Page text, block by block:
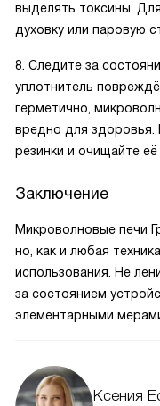
выделять токсины.
духовку или паровую
8. Следите за
уплотнитель
герметично,
вредно для здоровья.
резинки и очищайте
Заключение
Микроволновые печи
но, как и любая
использования. Не
за состоянием
элементарными
Ксения